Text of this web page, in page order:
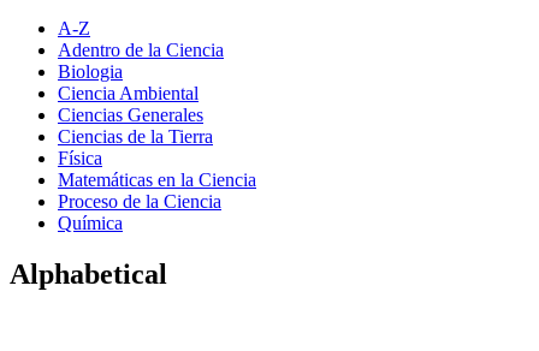
A-Z
Adentro de la Ciencia
Biologia
Ciencia Ambiental
Ciencias Generales
Ciencias de la Tierra
Física
Matemáticas en la Ciencia
Proceso de la Ciencia
Química
Alphabetical